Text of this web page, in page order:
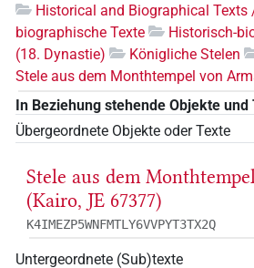
Historical and Biographical Texts
biographische Texte
Historisch-
(18. Dynastie)
Königliche Stelen
Stele aus dem Monthtempel von
In Beziehung stehende Objekte und
Übergeordnete Objekte oder Texte
Stele aus dem
(Kairo, JE 67377)
K4IMEZP5WNFMTLY6VVPYT3TX2Q
Untergeordnete (Sub)texte